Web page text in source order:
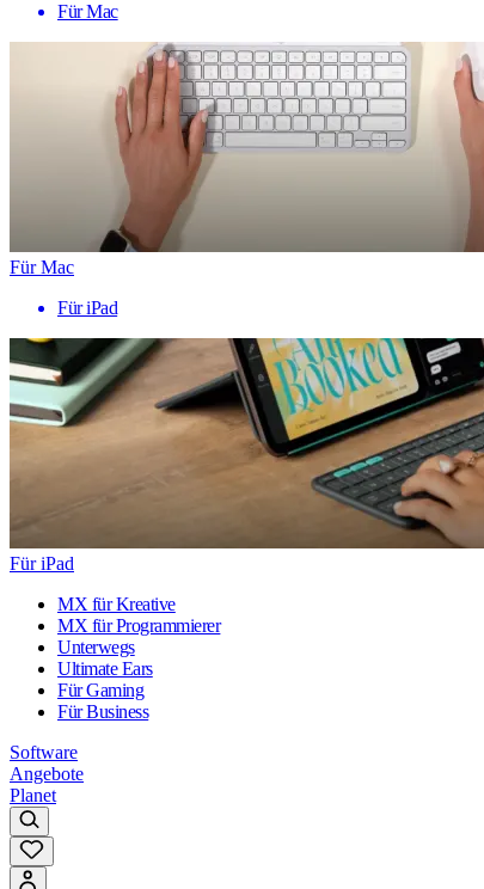
Für Mac
Für Mac
Für iPad
Für iPad
MX für Kreative
MX für Programmierer
Unterwegs
Ultimate Ears
Für Gaming
Für Business
Software
Angebote
Planet